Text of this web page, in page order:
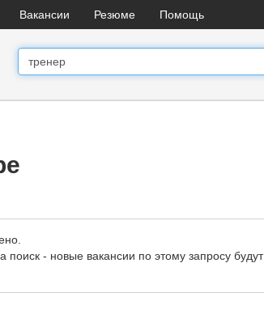
Вакансии Резюме Помощь
поиск - новые вакансии по этому запросу будут